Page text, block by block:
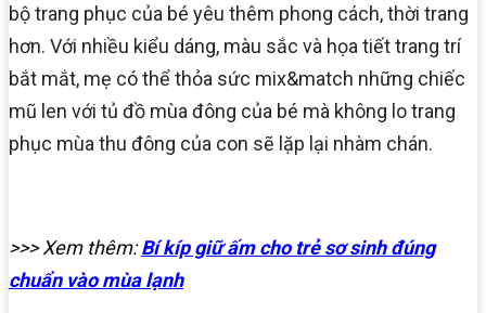
bộ trang phục của bé yêu thêm phong cách, thời trang
hơn. Với nhiều kiểu dáng, màu sắc và họa tiết trang trí
bắt mắt, mẹ có thể thỏa sức mix&match những chiếc
mũ len với tủ đồ mùa đông của bé mà không lo trang
phục mùa thu đông của con sẽ lặp lại nhàm chán.
>>> Xem thêm:Bí kíp giữ ấm cho trẻ sơ sinh đúng
chuẩn vào mùa lạnh